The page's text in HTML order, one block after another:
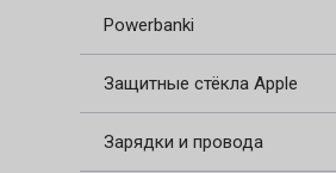
Powerbanki
Защитные стёкла Apple
Зарядки и провода